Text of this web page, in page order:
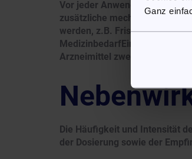
Ganz
Vor jeder Anwendung sollten
zusätzliche mechanische
werden, z.B. Frischhaltefolie
MedizinbedarfEinzelhandel.
Arzneimittel zweimal täglich
Die Häufigkeit und Intensität
der Dosierung sowie der